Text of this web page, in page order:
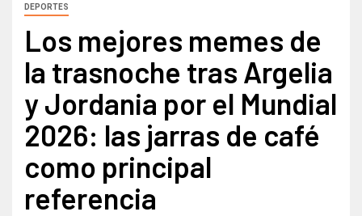
DEPORTES
Los mejores memes de
la trasnoche tras Argelia
y Jordania por el Mundial
2026: las jarras de café
como principal
referencia